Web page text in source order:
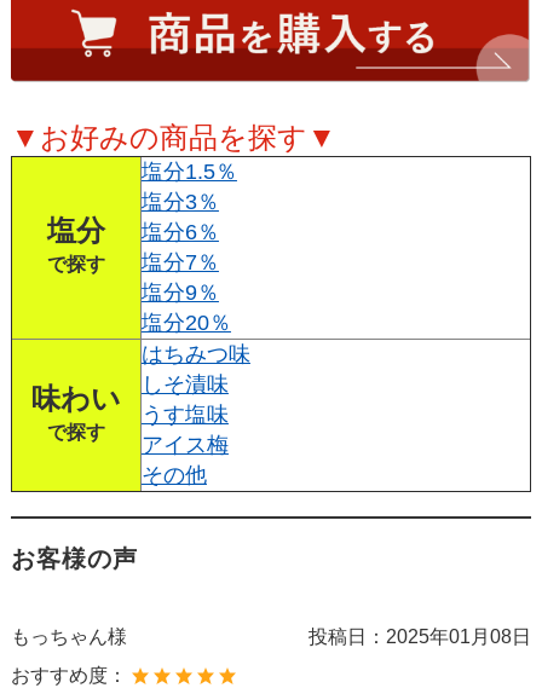
▼お好みの商品を探す▼
塩分
で探す
塩分1.5％
塩分3％
塩分6％
塩分7％
塩分9％
塩分20％
味わい
で探す
はちみつ味
しそ漬味
うす塩味
アイス梅
その他
お客様の声
もっちゃん様 投稿日： 2025年01月08日
おすすめ度：